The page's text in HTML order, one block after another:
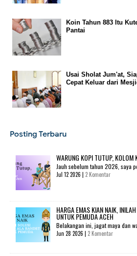
Koin Tahun 883 Itu
Pantai
Usai Sholat Jum'at,
Cepat Keluar dari
Posting Terbaru
WARUNG KOPI TUTUP, KOLOM
Jauh sebelum tahun 2026, saya
Jul 12 2026 | 2 Komentar
HARGA EMAS KIAN NAIK,
UNTUK PEMUDA ACEH
Belakangan ini, jagat maya dan
Jun 28 2026 | 2 Komentar